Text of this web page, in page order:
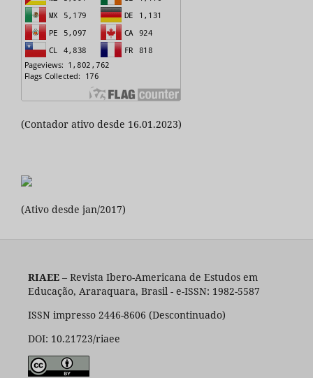
(Contador ativo desde 16.01.2023)
(Ativo desde jan/2017)
RIAEE– Revista Ibero-Americana de Estudos em
Educação, Araraquara, Brasil - e-ISSN: 1982-5587
ISSN impresso 2446-8606 (Descontinuado)
DOI: 10.21723/riaee